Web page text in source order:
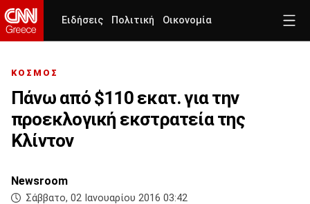
Ειδήσεις Πολιτική Οικονομία
ΚΟΣΜΟΣ
Πάνω από $110 εκατ. για την
προεκλογική εκστρατεία της
Κλίντον
Newsroom
Σάββατο, 02 Ιανουαρίου 2016 03:42